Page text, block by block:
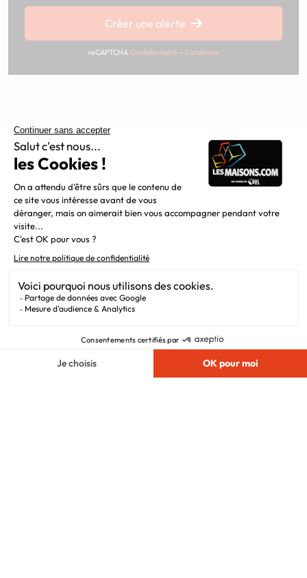
Créer une alerte
reCAPTCHA Confidentialité - Conditions
Constructeur de maisons individuelles, Maisons.com est une
grand nord de la France.
Liens utiles
Alertes offres